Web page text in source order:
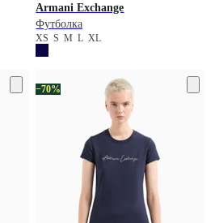
Armani Exchange
Футболка
XSSMLXL
−70%